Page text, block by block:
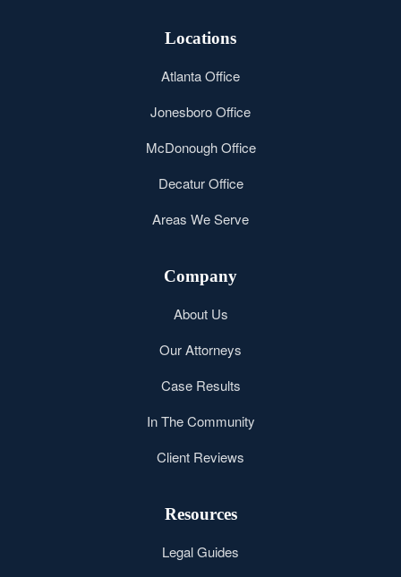
Locations
Atlanta Office
Jonesboro Office
McDonough Office
Decatur Office
Areas We Serve
Company
About Us
Our Attorneys
Case Results
In The Community
Client Reviews
Resources
Legal Guides